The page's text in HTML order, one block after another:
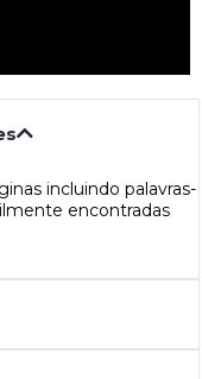
incluindo palavras-
encontradas